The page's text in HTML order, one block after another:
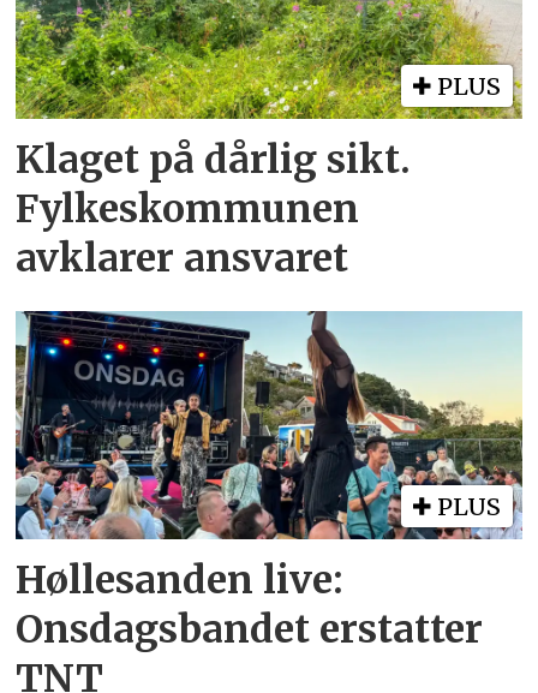
PLUS
Klaget på dårlig sikt.
Fylkeskommunen
avklarer ansvaret
PLUS
Høllesanden live:
Onsdagsbandet erstatter
TNT